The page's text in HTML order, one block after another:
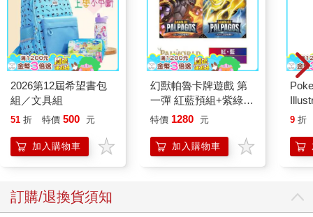
2026第12屆希望書包
組／文具組
51 折 特價 500 元
加入購物車
幻獸帕魯卡牌遊戲 第
一彈 紅藍預組+紫綠預
組 Dawn of Palpagos
特價 1280 元
加入購物車
9 折
訂購/退換貨須知